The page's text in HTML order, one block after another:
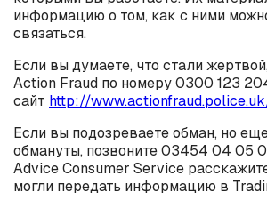
информацию о том, как с ними
связаться.
Если вы думаете, что стали
Action Fraud по номеру 0300 123
сайт http://
Если вы подозреваете обман, но
обмануты, позвоните 03454 04 05
Advice Consumer Service
могли передать информацию в